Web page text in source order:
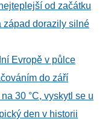
od začátku
západ dorazily silné
Evropě v půlce
do září
30 °C, vyskytl se u
den v historii